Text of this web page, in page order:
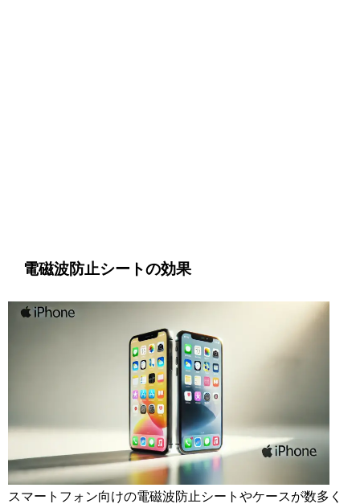
電磁波防止シートの効果
スマートフォン向けの電磁波防止シートやケースが数多く